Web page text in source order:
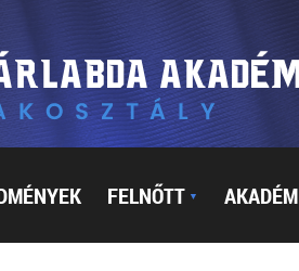
FELNŐTT ▼